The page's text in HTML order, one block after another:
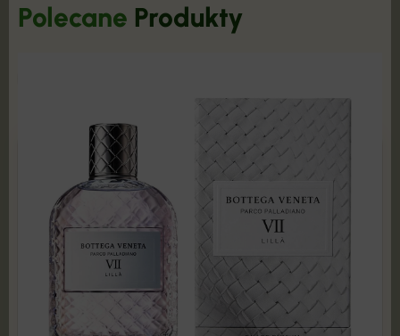
Polecane Produkty